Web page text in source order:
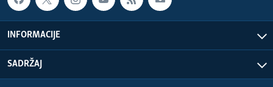
INFORMACIJE
SADRŽAJ